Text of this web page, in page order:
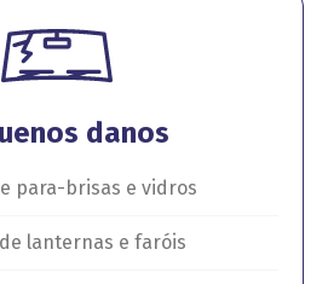
danos
para-brisas e vidros
lanternas e faróis